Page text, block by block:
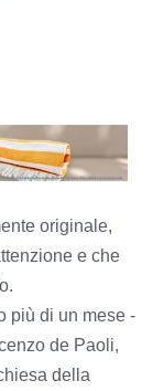
originale,
e che
più di un mese -
de Paoli,
della